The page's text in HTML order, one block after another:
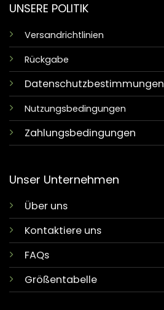
UNSERE POLITIK
Versandrichtlinien
Rückgabe
Datenschutzbestimmungen
Nutzungsbedingungen
Zahlungsbedingungen
Unser Unternehmen
Über uns
Kontaktiere uns
FAQs
Größentabelle